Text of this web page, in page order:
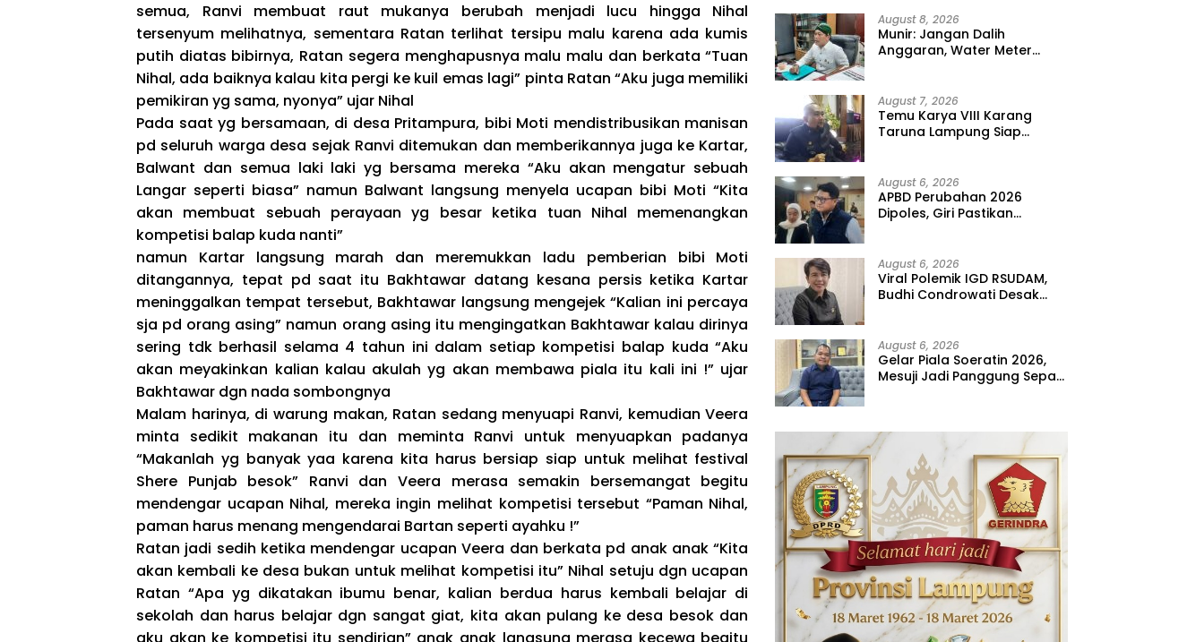
semua, Ranvi membuat raut mukanya berubah menjadi lucu hingga Nihal
tersenyum melihatnya, sementara Ratan terlihat tersipu malu karena ada kumis
putih diatas bibirnya, Ratan segera menghapusnya malu malu dan berkata “Tuan
Nihal, ada baiknya kalau kita pergi ke kuil emas lagi” pinta Ratan “Aku juga memiliki
pemikiran yg sama, nyonya” ujar Nihal
Pada saat yg bersamaan, di desa Pritampura, bibi Moti mendistribusikan manisan
pd seluruh warga desa sejak Ranvi ditemukan dan memberikannya juga ke Kartar,
Balwant dan semua laki laki yg bersama mereka “Aku akan mengatur sebuah
Langar seperti biasa” namun Balwant langsung menyela ucapan bibi Moti “Kita
akan membuat sebuah perayaan yg besar ketika tuan Nihal memenangkan
kompetisi balap kuda nanti”
namun Kartar langsung marah dan meremukkan ladu pemberian bibi Moti
ditangannya, tepat pd saat itu Bakhtawar datang kesana persis ketika Kartar
meninggalkan tempat tersebut, Bakhtawar langsung mengejek “Kalian ini percaya
sja pd orang asing” namun orang asing itu mengingatkan Bakhtawar kalau dirinya
sering tdk berhasil selama 4 tahun ini dalam setiap kompetisi balap kuda “Aku
akan meyakinkan kalian kalau akulah yg akan membawa piala itu kali ini !” ujar
Bakhtawar dgn nada sombongnya
Malam harinya, di warung makan, Ratan sedang menyuapi Ranvi, kemudian Veera
minta sedikit makanan itu dan meminta Ranvi untuk menyuapkan padanya
“Makanlah yg banyak yaa karena kita harus bersiap siap untuk melihat festival
Shere Punjab besok” Ranvi dan Veera merasa semakin bersemangat begitu
mendengar ucapan Nihal, mereka ingin melihat kompetisi tersebut “Paman Nihal,
paman harus menang mengendarai Bartan seperti ayahku !”
Ratan jadi sedih ketika mendengar ucapan Veera dan berkata pd anak anak “Kita
akan kembali ke desa bukan untuk melihat kompetisi itu” Nihal setuju dgn ucapan
Ratan “Apa yg dikatakan ibumu benar, kalian berdua harus kembali belajar di
sekolah dan harus belajar dgn sangat giat, kita akan pulang ke desa besok dan
August 8, 2026
Munir: Jangan Dalih
Anggaran, Water Meter
August 7, 2026
Temu Karya VIII Karang
Taruna Lampung Siap
August 6, 2026
APBD Perubahan 2026
Dipoles, Giri Pastikan
August 6, 2026
Viral Polemik IGD RSUDAM,
Budhi Condrowati Desak
August 6, 2026
Gelar Piala Soeratin 2026,
Mesuji Jadi Panggung Sepak